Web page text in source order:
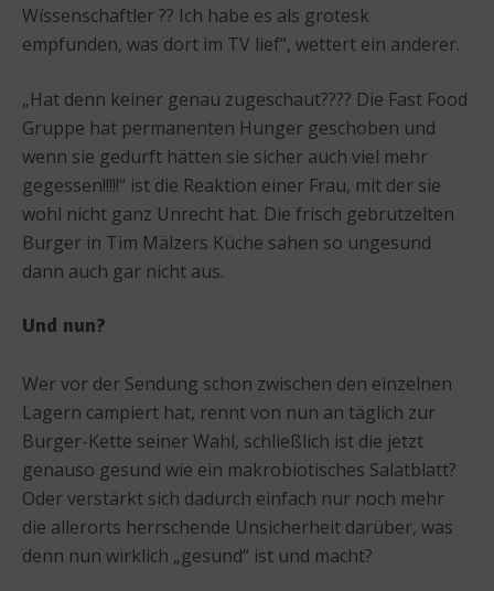
Wíssenschaftler ?? Ich habe es als grotesk
empfunden, was dort im TV lief“, wettert ein anderer.
„Hat denn keiner genau zugeschaut???? Die Fast Food
Gruppe hat permanenten Hunger geschoben und
wenn sie gedurft hätten sie sicher auch viel mehr
gegessen!!!!!“ ist die Reaktion einer Frau, mit der sie
wohl nicht ganz Unrecht hat. Die frisch gebrutzelten
Burger in Tim Mälzers Küche sahen so ungesund
dann auch gar nicht aus.
Und nun?
Wer vor der Sendung schon zwischen den einzelnen
Lagern campiert hat, rennt von nun an täglich zur
Burger-Kette seiner Wahl, schließlich ist die jetzt
genauso gesund wie ein makrobiotisches Salatblatt?
Oder verstärkt sich dadurch einfach nur noch mehr
die allerorts herrschende Unsicherheit darüber, was
denn nun wirklich „gesund“ ist und macht?